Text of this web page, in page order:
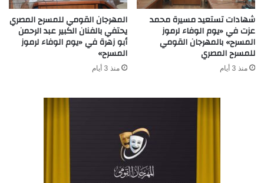
شهادات تستعيد مسيرة محمد
عزت في «يوم الوفاء لرموز
المسرح» بالمهرجان القومي
للمسرح المصري
منذ 3 أيام
المهرجان القومي للمسرح المصري
يحتفي بالفنان الكبير عبد الرحمن
أبو زهرة في «يوم الوفاء لرموز
المسرح»
منذ 3 أيام